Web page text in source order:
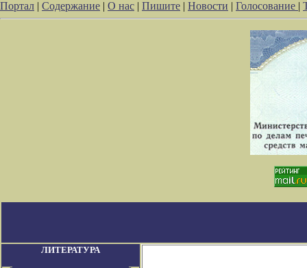
Портал | Содержание | О нас | Пишите | Новости | Голосование |
ЛИТЕРАТУРА